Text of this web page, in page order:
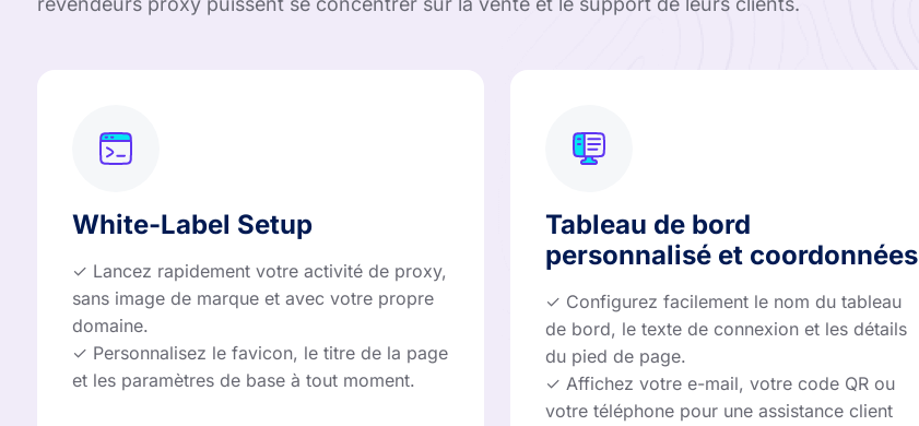
White-Label Setup
✓ Lancez rapidement votre activité de proxy,
sans image de marque et avec votre propre
domaine.
✓ Personnalisez le favicon, le titre de la page
et les paramètres de base à tout moment.
Tableau de bord
personnalisé et coordonnées
✓ Configurez facilement le nom du tableau
de bord, le texte de connexion et les détails
du pied de page.
✓ Affichez votre e-mail, votre code QR ou
votre téléphone pour une assistance client